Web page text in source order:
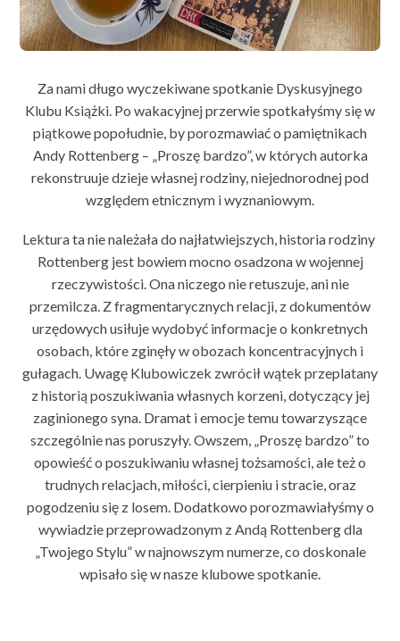
Za nami długo wyczekiwane spotkanie Dyskusyjnego
Klubu Książki. Po wakacyjnej przerwie spotkałyśmy się w
piątkowe popołudnie, by porozmawiać o pamiętnikach
Andy Rottenberg – „Proszę bardzo”, w których autorka
rekonstruuje dzieje własnej rodziny, niejednorodnej pod
względem etnicznym i wyznaniowym.
Lektura ta nie należała do najłatwiejszych, historia rodziny
Rottenberg jest bowiem mocno osadzona w wojennej
rzeczywistości. Ona niczego nie retuszuje, ani nie
przemilcza. Z fragmentarycznych relacji, z dokumentów
urzędowych usiłuje wydobyć informacje o konkretnych
osobach, które zginęły w obozach koncentracyjnych i
gułagach. Uwagę Klubowiczek zwrócił wątek przeplatany
z historią poszukiwania własnych korzeni, dotyczący jej
zaginionego syna. Dramat i emocje temu towarzyszące
szczególnie nas poruszyły. Owszem, „Proszę bardzo” to
opowieść o poszukiwaniu własnej tożsamości, ale też o
trudnych relacjach, miłości, cierpieniu i stracie, oraz
pogodzeniu się z losem. Dodatkowo porozmawiałyśmy o
wywiadzie przeprowadzonym z Andą Rottenberg dla
„Twojego Stylu” w najnowszym numerze, co doskonale
wpisało się w nasze klubowe spotkanie.